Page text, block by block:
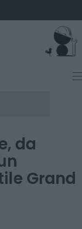
da
Grand